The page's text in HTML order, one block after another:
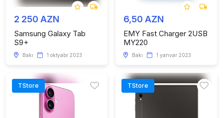
2 250 AZN
Samsung Galaxy Tab
S9+
Bakı 1 oktyabr 2023
6,50 AZN
EMY Fast Charger 2USB
MY220
Bakı 1 yanvar 2023
TStore TStore